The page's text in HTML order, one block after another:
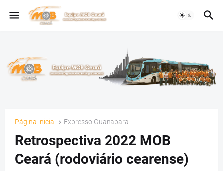
Página inicial Expresso Guanabara
Retrospectiva 2022 MOB
Ceará (rodoviário cearense)